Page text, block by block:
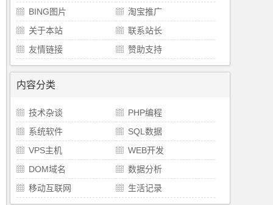
aria2.sh &&
BING图片
淘宝推广
关于本站
联系站长
友情链接
赞助支持
内容分类
技术杂谈
PHP编程
系统软件
SQL数据
VPS主机
WEB开发
DOM域名
数据分析
移动互联网
生活记录